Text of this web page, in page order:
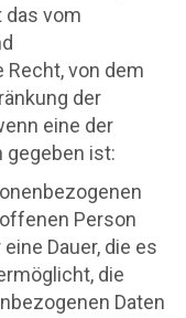
das vom
von dem
der
eine der
gegeben ist:
Person
Dauer, die es
die
Daten